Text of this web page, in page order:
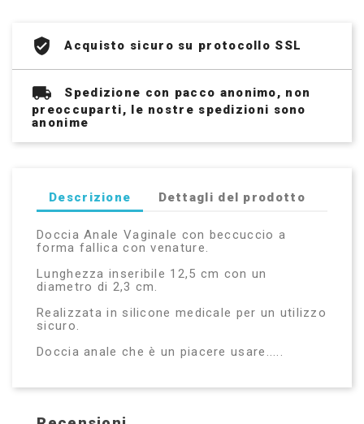
Acquisto sicuro su protocollo SSL
Spedizione con pacco anonimo, non
preoccuparti, le nostre spedizioni sono
anonime
Descrizione Dettagli del prodotto
Doccia Anale Vaginale con beccuccio a
forma fallica con venature.
Lunghezza inseribile 12,5 cm con un
diametro di 2,3 cm.
Realizzata in silicone medicale per un utilizzo
sicuro.
Doccia anale che è un piacere usare.....